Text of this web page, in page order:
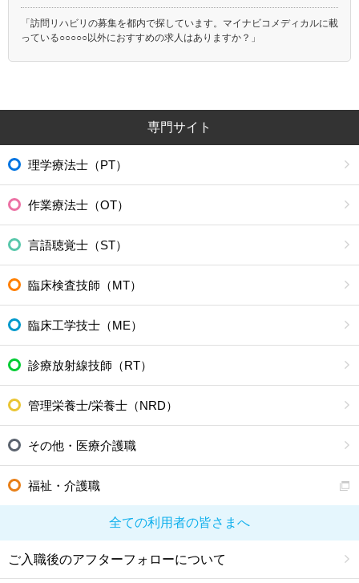
「訪問リハビリの募集を都内で探しています。マイナビコメディカルに載
っている○○○○○以外におすすめの求人はありますか？」
専門サイト
理学療法士（PT）
作業療法士（OT）
言語聴覚士（ST）
臨床検査技師（MT）
臨床工学技士（ME）
診療放射線技師（RT）
管理栄養士/栄養士（NRD）
その他・医療介護職
福祉・介護職
全ての利用者の皆さまへ
ご入職後のアフターフォローについて